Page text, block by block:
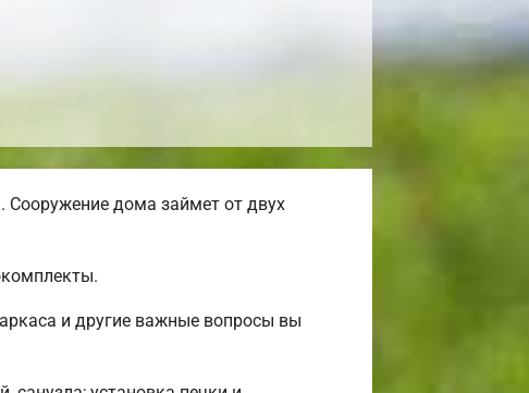
Сооружение дома займет от двух
и другие важные вопросы вы